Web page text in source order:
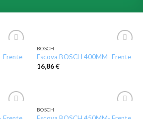
wishlist
Frente
wishlist
BOSCH
Escova BOSCH 400MM- Frente
16,86€
BOSCH